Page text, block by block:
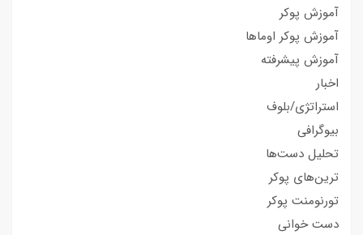
آموزش پوکر
آموزش پوکر اوماها
آموزش پیشرفته
اخبار
استراتژی/بلوف
بیوگرافی
تحلیل دست‌ها
ترین‌های پوکر
تورنومنت پوکر
دست خوانی